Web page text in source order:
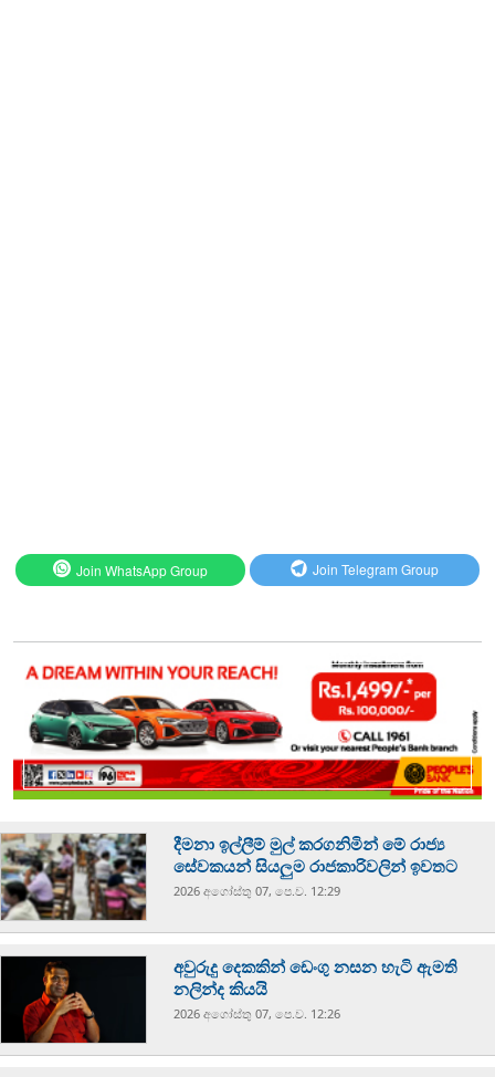
Join WhatsApp Group Join Telegram Group
දීමනා ඉල්ලීම් මුල් කරගනිමින් මේ රාජ්‍ය
සේවකයන් සියලුම රාජකාරිවලින් ඉවතට
2026 අගෝස්‍තු 07, පෙ.ව. 12:29
අවුරුදු දෙකකින් ඩෙංගු නසන හැටි ඇමති
නලින්ද කියයි
2026 අගෝස්‍තු 07, පෙ.ව. 12:26